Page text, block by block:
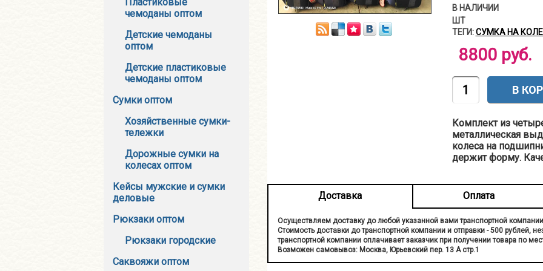
Пластиковые
чемоданы оптом
Детские чемоданы
оптом
Детские пластиковые
чемоданы оптом
Сумки оптом
Хозяйственные сумки-
тележки
Дорожные сумки на
колесах оптом
Кейсы мужские и сумки
деловые
Рюкзаки оптом
Рюкзаки городские
Саквояжи оптом
В НАЛИЧИИ
ШТ
ТЕГИ:СУМКА НА
8800 руб.
Комплект из
металлическая
колеса на
держит форму.
Доставка Оплата
Осуществляем доставку до любой указанной вами транспортной
Стоимость доставки до транспортной компании и отправки - 500 рублей,
транспортной компании оплачивает заказчик при получении товара по
Возможен самовывоз: Москва, Юрьевский пер. 13 A стр.1